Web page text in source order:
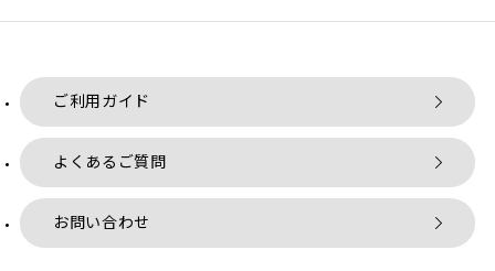
ご利用ガイド
よくあるご質問
お問い合わせ